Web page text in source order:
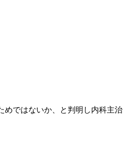
めではないか、と判明し内科主治